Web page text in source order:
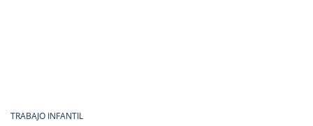
TRABAJO INFANTIL